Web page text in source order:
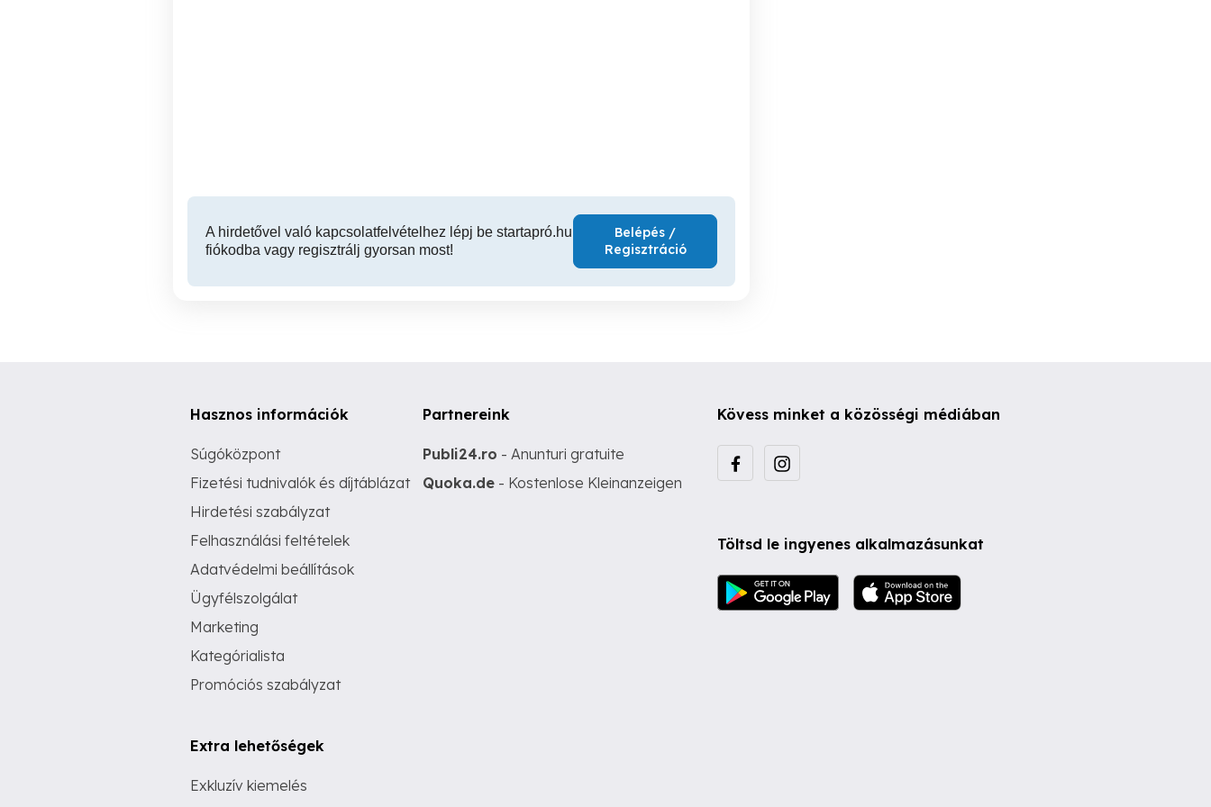
A hirdetővel való kapcsolatfelvételhez lépj be startapró.hu
fiókodba vagy regisztrálj gyorsan most!
Belépés /
Regisztráció
Hasznos információk
Súgóközpont
Fizetési tudnivalók és díjtáblázat
Hirdetési szabályzat
Felhasználási feltételek
Adatvédelmi beállítások
Ügyfélszolgálat
Marketing
Kategórialista
Promóciós szabályzat
Extra lehetőségek
Exkluzív kiemelés
Partnereink
Publi24.ro - Anunturi gratuite
Quoka.de - Kostenlose Kleinanzeigen
Kövess minket a közösségi médiában
Töltsd le ingyenes alkalmazásunkat